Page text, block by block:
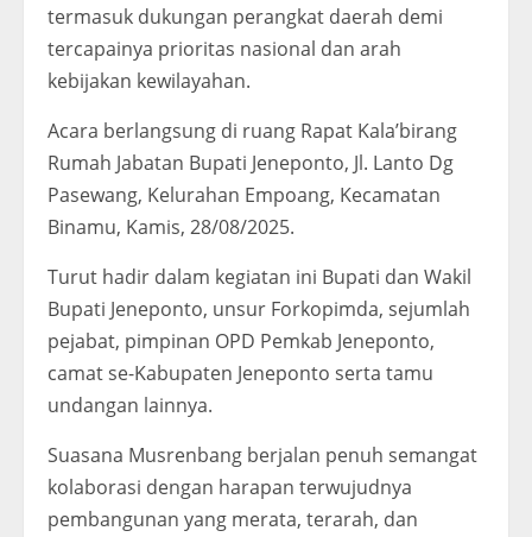
termasuk dukungan perangkat daerah demi
tercapainya prioritas nasional dan arah
kebijakan kewilayahan.
Acara berlangsung di ruang Rapat Kala’birang
Rumah Jabatan Bupati Jeneponto, Jl. Lanto Dg
Pasewang, Kelurahan Empoang, Kecamatan
Binamu, Kamis, 28/08/2025.
Turut hadir dalam kegiatan ini Bupati dan Wakil
Bupati Jeneponto, unsur Forkopimda, sejumlah
pejabat, pimpinan OPD Pemkab Jeneponto,
camat se-Kabupaten Jeneponto serta tamu
undangan lainnya.
Suasana Musrenbang berjalan penuh semangat
kolaborasi dengan harapan terwujudnya
pembangunan yang merata, terarah, dan